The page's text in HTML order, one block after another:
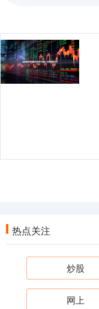
热点关注
炒股
网上